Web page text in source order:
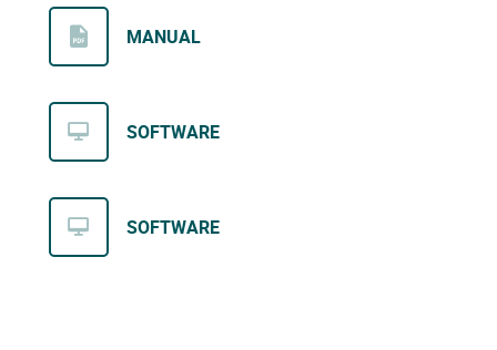
MANUAL
SOFTWARE
SOFTWARE